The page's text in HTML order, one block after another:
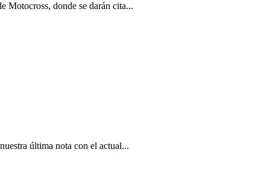
Motocross, donde se darán cita...
última nota con el actual...